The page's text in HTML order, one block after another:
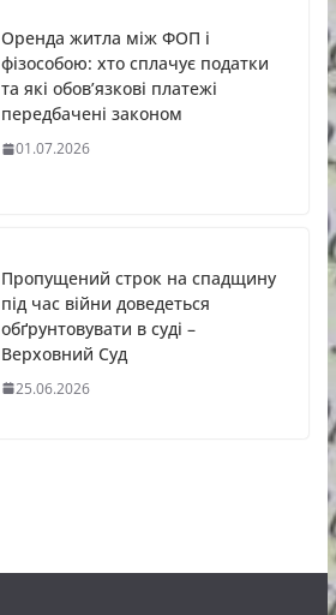
Оренда житла між ФОП і
фізособою: хто сплачує податки
та які обов’язкові платежі
передбачені законом
01.07.2026
Пропущений строк на спадщину
під час війни доведеться
обґрунтовувати в суді –
Верховний Суд
25.06.2026